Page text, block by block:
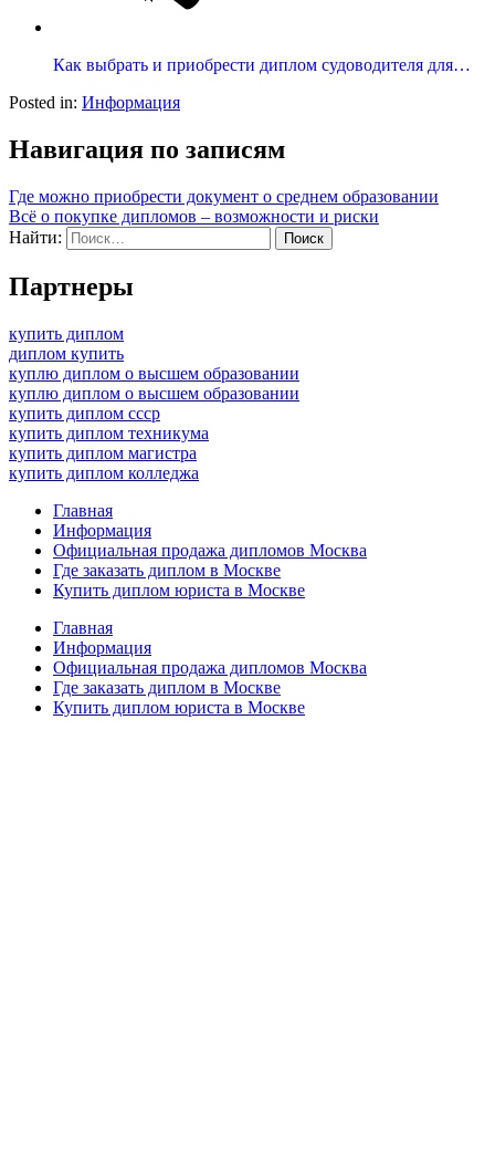
Как выбрать и приобрести диплом судоводителя для…
Posted in: Информация
Навигация по записям
Где можно приобрести документ о среднем образовании
Всё о покупке дипломов – возможности и риски
Найти:
Партнеры
купить диплом
диплом купить
куплю диплом о высшем образовании
куплю диплом о высшем образовании
купить диплом ссср
купить диплом техникума
купить диплом магистра
купить диплом колледжа
Главная
Информация
Официальная продажа дипломов Москва
Где заказать диплом в Москве
Купить диплом юриста в Москве
Главная
Информация
Официальная продажа дипломов Москва
Где заказать диплом в Москве
Купить диплом юриста в Москве